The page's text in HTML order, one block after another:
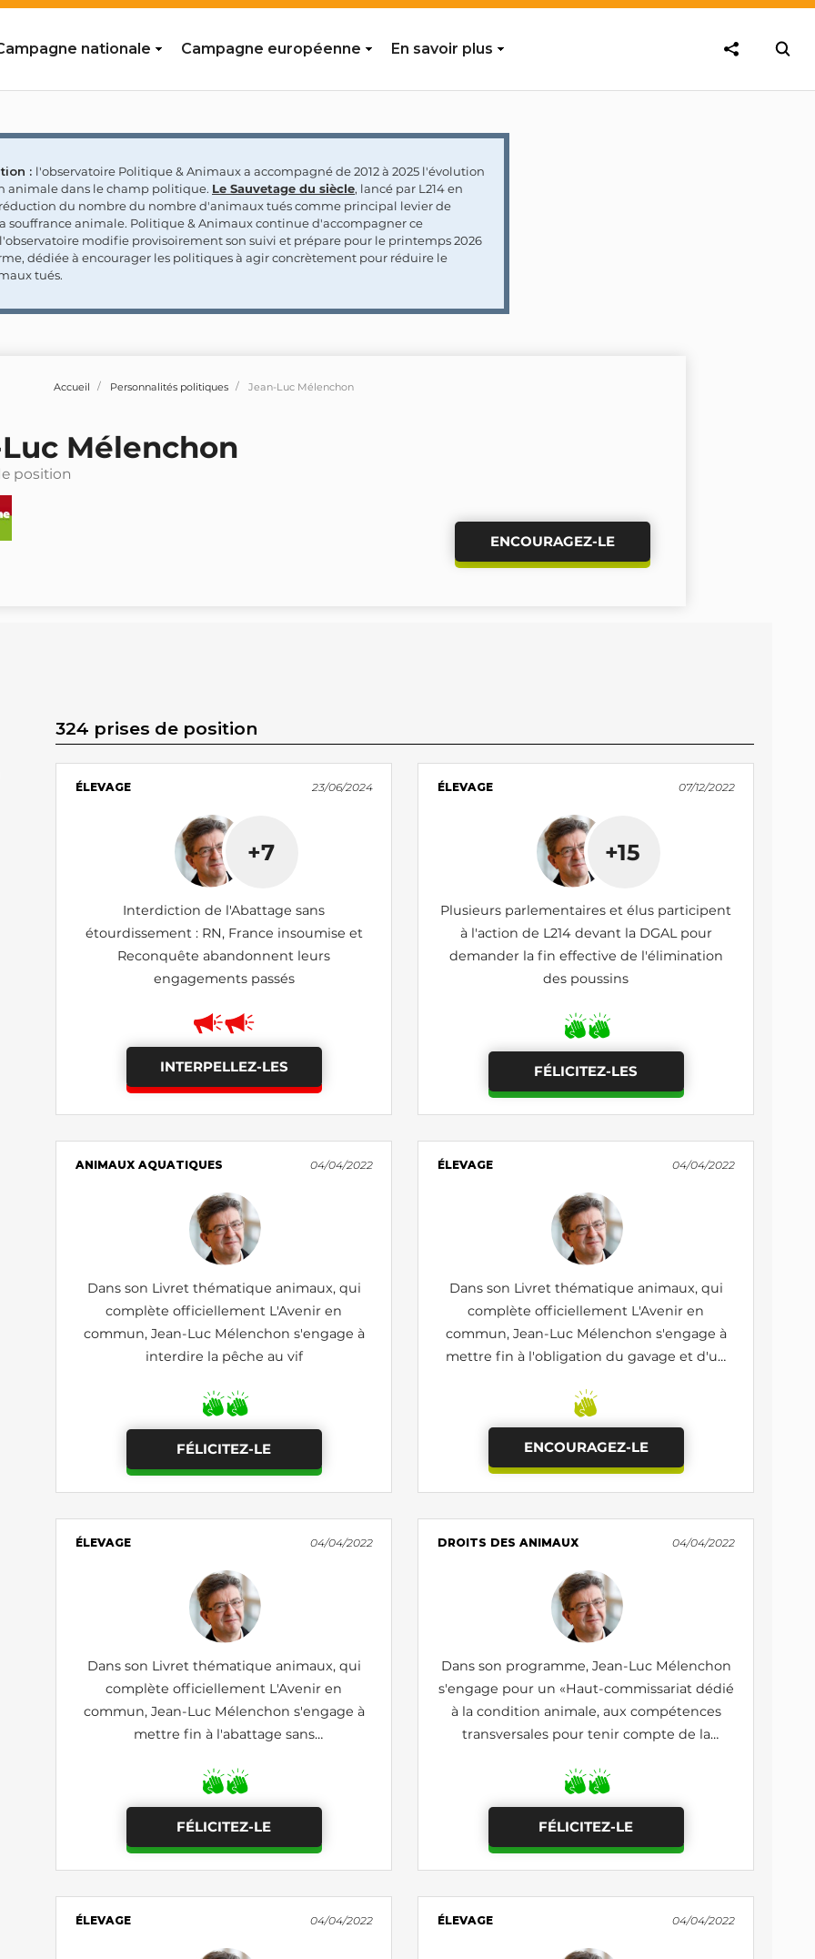
nationale Campagne européenne En savoir plus
: l'observatoire Politique & Animaux a accompagné de 2012 à 2025 l'évolution
animale dans le champ politique. Le Sauvetage du siècle, lancé par L214 en
réduction du nombre du nombre d'animaux tués comme principal levier de
souffrance animale. Politique & Animaux continue d'accompagner ce
modifie provisoirement son suivi et prépare pour le printemps 2026
dédiée à encourager les politiques à agir concrètement pour réduire le
tués.
Accueil Personnalités politiques Jean-Luc Mélenchon
Mélenchon
position
ENCOURAGEZ-LE
324 prises de position
ÉLEVAGE 23/06/2024
+7
Interdiction de l'Abattage sans
étourdissement : RN, France insoumise et
Reconquête abandonnent leurs
engagements passés
INTERPELLEZ-LES
ÉLEVAGE 07/12/2022
+15
Plusieurs parlementaires et élus participent
à l'action de L214 devant la DGAL pour
demander la fin effective de l'élimination
des poussins
FÉLICITEZ-LES
ANIMAUX AQUATIQUES 04/04/2022
Dans son Livret thématique animaux, qui
complète officiellement L'Avenir en
commun, Jean-Luc Mélenchon s'engage à
interdire la pêche au vif
FÉLICITEZ-LE
ÉLEVAGE 04/04/2022
Dans son Livret thématique animaux, qui
complète officiellement L'Avenir en
commun, Jean-Luc Mélenchon s'engage à
mettre fin à l'obligation du gavage et d'un
«foie gras»
ENCOURAGEZ-LE
ÉLEVAGE 04/04/2022
Dans son Livret thématique animaux, qui
complète officiellement L'Avenir en
commun, Jean-Luc Mélenchon s'engage à
mettre fin à l'abattage sans
FÉLICITEZ-LE
DROITS DES ANIMAUX 04/04/2022
Dans son programme, Jean-Luc Mélenchon
s'engage pour un «Haut-commissariat dédié
à la condition animale, aux compétences
transversales pour tenir compte de la
sa globalité»
FÉLICITEZ-LE
ÉLEVAGE 04/04/2022 ÉLEVAGE 04/04/2022